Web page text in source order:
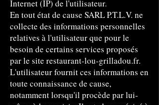
Internet (IP) de l'utilisateur.
En tout état de cause SARL P.T.L.V. ne
collecte des informations personnelles
relatives à l'utilisateur que pour le
besoin de certains services proposés
par le site restaurant-lou-grilladou.fr.
L'utilisateur fournit ces informations en
toute connaissance de cause,
notamment lorsqu'il procède par lui-